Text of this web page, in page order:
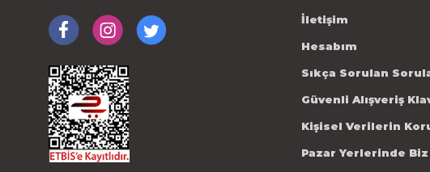
İletişim
Hesabım
Sıkça Sorulan
Güvenli Alışveriş
Kişisel Verilerin
Pazar Yerlerinde Biz